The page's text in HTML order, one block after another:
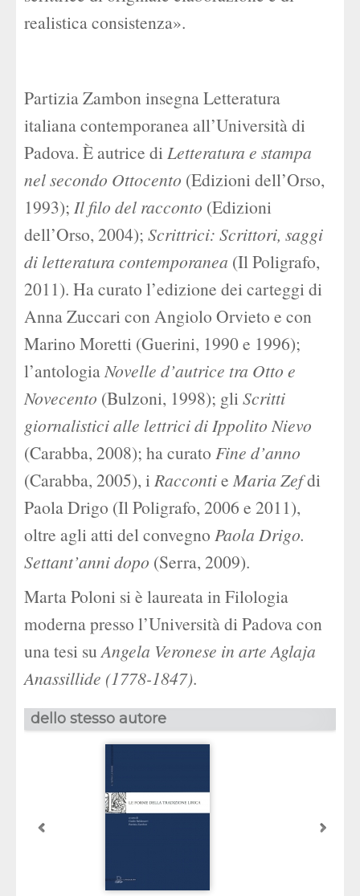
realistica consistenza».
Partizia Zambon insegna Letteratura
italiana contemporanea all’Università di
Padova. È autrice diLetteratura e stampa
nel secondo Ottocento (Edizioni dell’Orso,
1993); Il filo del racconto (Edizioni
dell’Orso, 2004); Scrittrici: Scrittori, saggi
di letteratura contemporanea (Il Poligrafo,
2011). Ha curato l’edizione dei carteggi di
Anna Zuccari con Angiolo Orvieto e con
Marino Moretti (Guerini, 1990 e 1996);
l’antologiaNovelle d’autrice tra Otto e
Novecento (Bulzoni, 1998); gliScritti
giornalistici alle lettrici di Ippolito Nievo
(Carabba, 2008); ha curato Fine d’anno
(Carabba, 2005), iRaccontieMaria Zefdi
Paola Drigo (Il Poligrafo, 2006 e 2011),
oltre agli atti del convegno Paola Drigo.
Settant’anni dopo (Serra, 2009).
Marta Poloni si è laureata in Filologia
moderna presso l’Università di Padova con
una tesi suAngela Veronese in arte Aglaja
Anassillide (1778-1847).
dello stesso autore